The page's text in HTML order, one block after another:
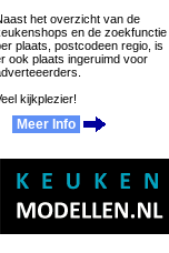
het overzicht van de
en de zoekfunctie
plaats, postcodeen regio, is
ook plaats ingeruimd voor
kijkplezier!
Meer Info